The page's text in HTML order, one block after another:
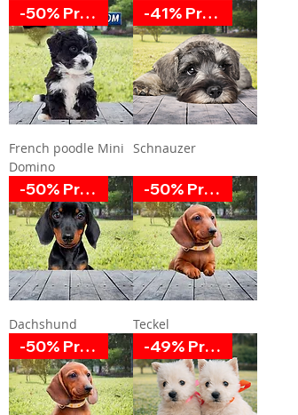
-50% Promoción
French poodle Mini
Domino
-41% Promoción
Schnauzer
-50% Promoción
Dachshund
-50% Promoción
Teckel
-50% Promoción -49% Promoción